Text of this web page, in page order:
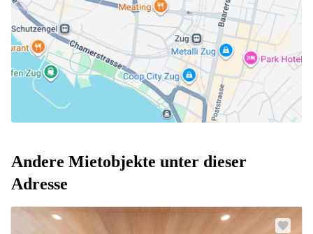
Andere Mietobjekte unter dieser
Adresse